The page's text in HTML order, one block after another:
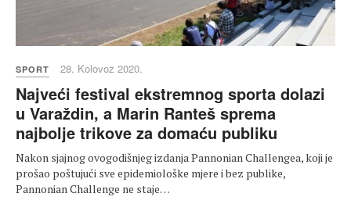
SPORT 28. Kolovoz 2020.
Najveći festival ekstremnog sporta dolazi
u Varaždin, a Marin Ranteš sprema
najbolje trikove za domaću publiku
Nakon sjajnog ovogodišnjeg izdanja Pannonian Challengea, koji je
prošao poštujući sve epidemiološke mjere i bez publike,
Pannonian Challenge ne staje…